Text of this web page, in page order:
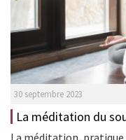
30 septembre 2023
La méditation du
La méditation, pratique